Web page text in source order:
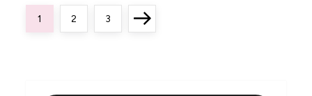
P
a
Page
1 Page
2 Page
3 Next